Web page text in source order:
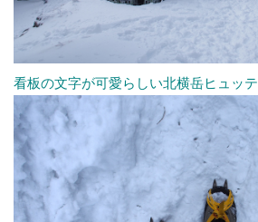
看板の文字が可愛らしい北横岳ヒュッテ